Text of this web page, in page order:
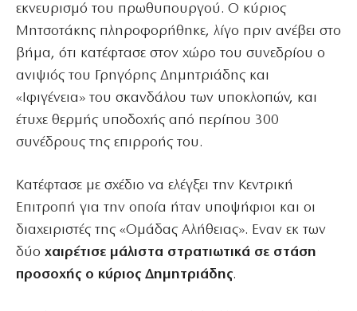
εκνευρισμό του πρωθυπουργού. Ο κύριος
Μητσοτάκης πληροφορήθηκε, λίγο πριν ανέβει στο
βήμα, ότι κατέφτασε στον χώρο του συνεδρίου ο
ανιψιός του Γρηγόρης Δημητριάδης και
«Ιφιγένεια» του σκανδάλου των υποκλοπών, και
έτυχε θερμής υποδοχής από περίπου 300
συνέδρους της επιρροής του.
Κατέφτασε με σχέδιο να ελέγξει την Κεντρική
Επιτροπή για την οποία ήταν υποψήφιοι και οι
διαχειριστές της «Ομάδας Αλήθειας». Εναν εκ των
δύο χαιρέτισε μάλιστα στρατιωτικά σε στάση
προσοχής ο κύριος Δημητριάδης.